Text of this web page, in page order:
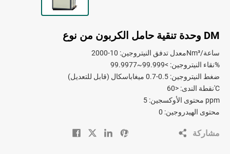
وحدة تنقية حامل الكربون من نوع DM
معدل تدفق النيتروجين: 10-2000Nm³/ساعة
نقاء النيتروجين: >99.999~99.9977%
ضغط النيتروجين: 0.5-0.7 ميغاباسكال (قابل للتعديل)
نقطة الندى: <60'C
محتوى الأوكسجين: 5 ppm
محتوى الهيدروجين: 0
مشاركة